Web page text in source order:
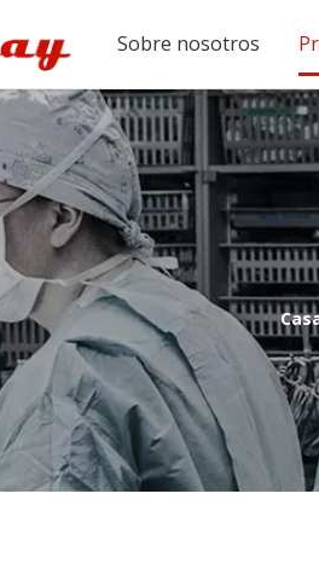
Sobre nosotros